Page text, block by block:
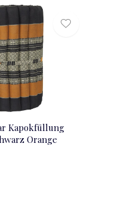
Kapokfüllung
Orange